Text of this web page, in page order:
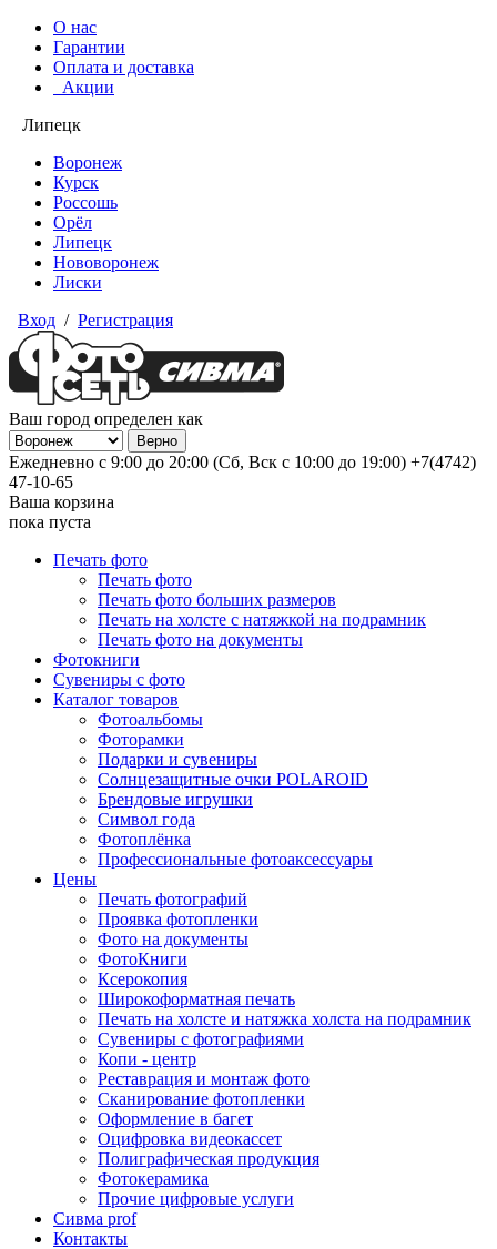
О нас
Гарантии
Оплата и доставка
Акции
Липецк
Воронеж
Курск
Россошь
Орёл
Липецк
Нововоронеж
Лиски
Вход / Регистрация
Ваш город определен как
Ежедневно с 9:00 до 20:00 (Сб, Вск с 10:00 до 19:00) +7(4742)
47-10-65
Ваша корзина
пока пуста
Печать фото
Печать фото
Печать фото больших размеров
Печать на холсте с натяжкой на подрамник
Печать фото на документы
Фотокниги
Сувениры с фото
Каталог товаров
Фотоальбомы
Фоторамки
Подарки и сувениры
Солнцезащитные очки POLAROID
Брендовые игрушки
Символ года
Фотоплёнка
Профессиональные фотоаксессуары
Цены
Печать фотографий
Проявка фотопленки
Фото на документы
ФотоКниги
Ксерокопия
Широкоформатная печать
Печать на холсте и натяжка холста на подрамник
Сувениры с фотографиями
Копи - центр
Реставрация и монтаж фото
Сканирование фотопленки
Оформление в багет
Оцифровка видеокассет
Полиграфическая продукция
Фотокерамика
Прочие цифровые услуги
Сивма prof
Контакты